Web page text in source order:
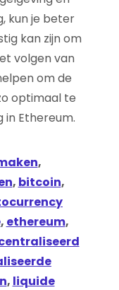
kun je beter
kan zijn om
volgen van
om de
optimaal te
Ethereum.
,
, bitcoin,
, ethereum,
, liquide